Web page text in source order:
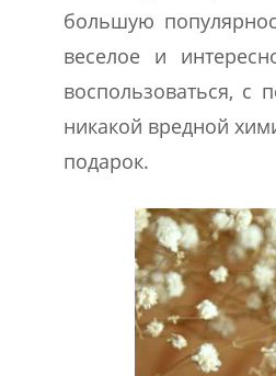
большую
веселое и
воспользоваться, с
никакой вредной
подарок.